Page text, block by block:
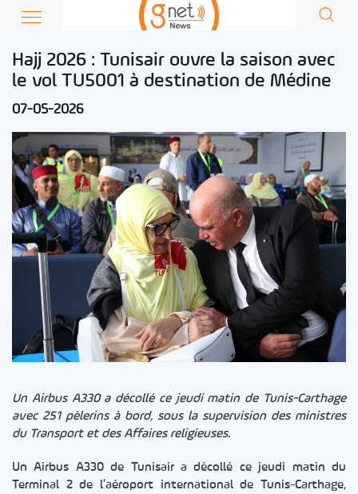
Hajj 2026 : Tunisair ouvre la saison avec
le vol TU5001 à destination de Médine
07-05-2026
Un Airbus A330 a décollé ce jeudi matin de Tunis-Carthage
avec 251 pèlerins à bord, sous la supervision des ministres
du Transport et des Affaires religieuses.
Un Airbus A330 de Tunisair a décollé ce jeudi matin du
Terminal 2 de l’aéroport international de Tunis-Carthage,